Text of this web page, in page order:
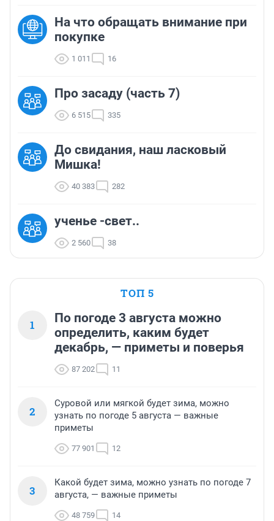
На что обращать внимание при
покупке
1 011 16
Про засаду (часть 7)
6 515 335
До свидания, наш ласковый
Мишка!
40 383 282
ученье -свет..
2 560 38
ТОП 5
1
По погоде 3 августа можно
определить, каким будет
декабрь, — приметы и поверья
87 202 11
2
Суровой или мягкой будет зима, можно
узнать по погоде 5 августа — важные
приметы
77 901 12
3
Какой будет зима, можно узнать по погоде 7
августа, — важные приметы
48 759 14